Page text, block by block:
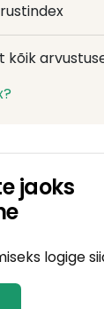
jaoks
logige